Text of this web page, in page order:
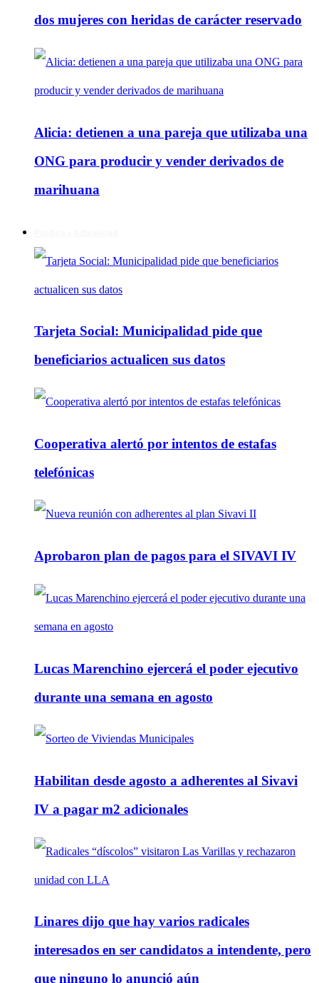
dos mujeres con heridas de carácter reservado
Alicia: detienen a una pareja que utilizaba una
ONG para producir y vender derivados de
marihuana
Tarjeta Social: Municipalidad pide que
beneficiarios actualicen sus datos
Cooperativa alertó por intentos de estafas
telefónicas
Aprobaron plan de pagos para el SIVAVI IV
Lucas Marenchino ejercerá el poder ejecutivo
durante una semana en agosto
Habilitan desde agosto a adherentes al Sivavi
IV a pagar m2 adicionales
Linares dijo que hay varios radicales
interesados en ser candidatos a intendente, pero
que ninguno lo anunció aún